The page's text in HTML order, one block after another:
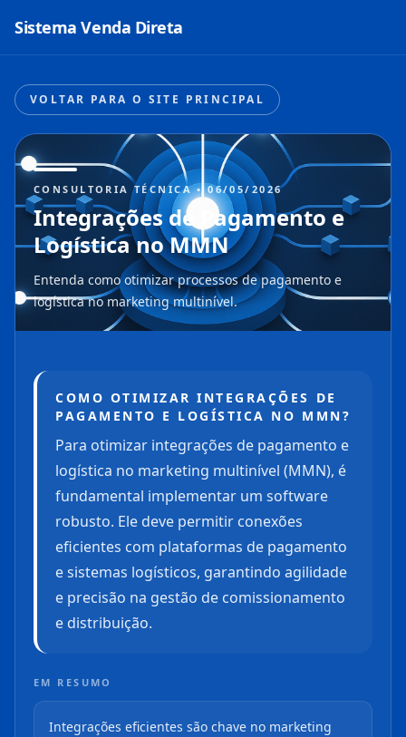
Sistema Venda Direta
VOLTAR PARA O SITE PRINCIPAL
CONSULTORIA TÉCNICA • 06/05/2026
Integrações de Pagamento e
Logística no MMN
Entenda como otimizar processos de pagamento e
logística no marketing multinível.
COMO OTIMIZAR INTEGRAÇÕES DE
PAGAMENTO E LOGÍSTICA NO MMN?
Para otimizar integrações de pagamento e
logística no marketing multinível (MMN), é
fundamental implementar um software
robusto. Ele deve permitir conexões
eficientes com plataformas de pagamento
e sistemas logísticos, garantindo agilidade
e precisão na gestão de comissionamento
e distribuição.
EM RESUMO
Integrações eficientes são chave no marketing